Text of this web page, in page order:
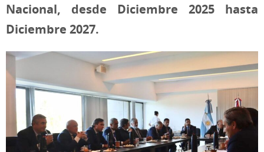
Nacional, desde Diciembre 2025 hasta
Diciembre 2027.